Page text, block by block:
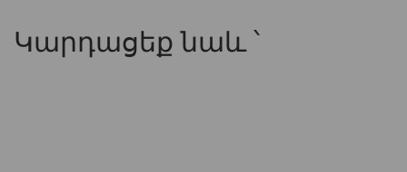
Կարդացեք նաև ՝